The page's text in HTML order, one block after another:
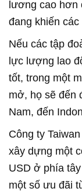
lương cao hơn
đang khiến
Nếu các tập
lực lượng lao
tốt, trong một
mở, họ sẽ đến
Nam, đến
Công ty
xây dựng một
USD ở phía
một số ưu đãi